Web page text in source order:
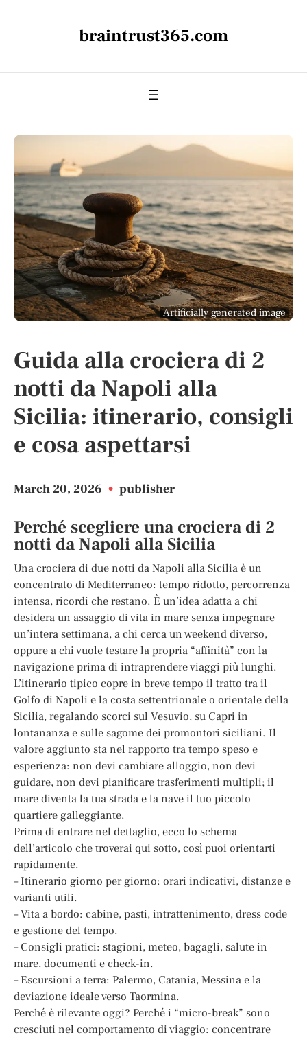
braintrust365.com
Artificially generated image
Guida alla crociera di 2
notti da Napoli alla
Sicilia: itinerario, consigli
e cosa aspettarsi
March 20, 2026 • publisher
Perché scegliere una crociera di 2
notti da Napoli alla Sicilia
Una crociera di due notti da Napoli alla Sicilia è un
concentrato di Mediterraneo: tempo ridotto, percorrenza
intensa, ricordi che restano. È un’idea adatta a chi
desidera un assaggio di vita in mare senza impegnare
un’intera settimana, a chi cerca un weekend diverso,
oppure a chi vuole testare la propria “affinità” con la
navigazione prima di intraprendere viaggi più lunghi.
L’itinerario tipico copre in breve tempo il tratto tra il
Golfo di Napoli e la costa settentrionale o orientale della
Sicilia, regalando scorci sul Vesuvio, su Capri in
lontananza e sulle sagome dei promontori siciliani. Il
valore aggiunto sta nel rapporto tra tempo speso e
esperienza: non devi cambiare alloggio, non devi
guidare, non devi pianificare trasferimenti multipli; il
mare diventa la tua strada e la nave il tuo piccolo
quartiere galleggiante.
Prima di entrare nel dettaglio, ecco lo schema
dell’articolo che troverai qui sotto, così puoi orientarti
rapidamente.
– Itinerario giorno per giorno: orari indicativi, distanze e
varianti utili.
– Vita a bordo: cabine, pasti, intrattenimento, dress code
e gestione del tempo.
– Consigli pratici: stagioni, meteo, bagagli, salute in
mare, documenti e check-in.
– Escursioni a terra: Palermo, Catania, Messina e la
deviazione ideale verso Taormina.
Perché è rilevante oggi? Perché i “micro-break” sono
cresciuti nel comportamento di viaggio: concentrare